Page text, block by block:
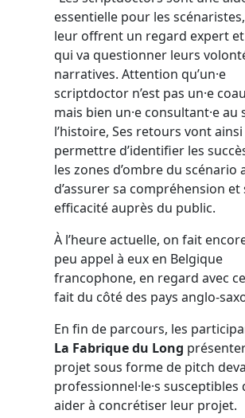
essentielle pour les
leur offrent un regard expert
qui va questionner leurs
narratives. Attention qu’un·e
scriptdoctor n’est pas un·e
mais bien un·e consultant·e au
l’histoire, Ses retours vont ainsi
permettre d’identifier les
les zones d’ombre du scénario
d’assurer sa compréhension et
efficacité auprès du public.
À l’heure actuelle, on fait
peu appel à eux en Belgique
francophone, en regard avec
fait du côté des pays anglo-
En fin de parcours, les
La Fabrique du Long
projet sous forme de pitch
professionnel·le·s susceptibles
aider à concrétiser leur projet.